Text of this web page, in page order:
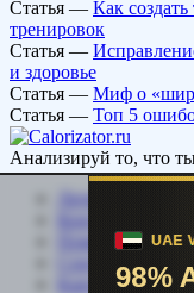
Статья — Как
тренировок
Статья —
и здоровье
Статья — Миф о
Статья — Топ 5
Анализируй то, что
Личный кабинет
Помощь сайту
Соцсети
Карта сайта